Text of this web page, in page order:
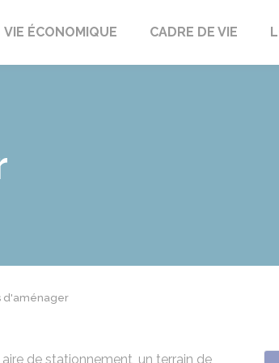
VIE ÉCONOMIQUE CADRE DE VIE
d'aménager
de stationnement, un terrain de